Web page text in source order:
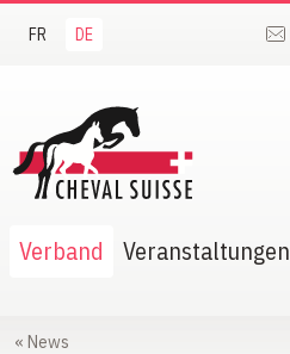
FR DE
Suisse
Verband Veranstaltungen
« News